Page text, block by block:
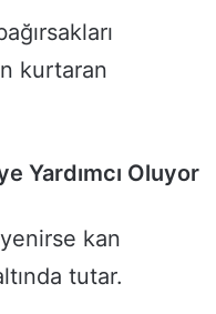
kurtaran
Yardımcı Oluyor
kan
tutar.